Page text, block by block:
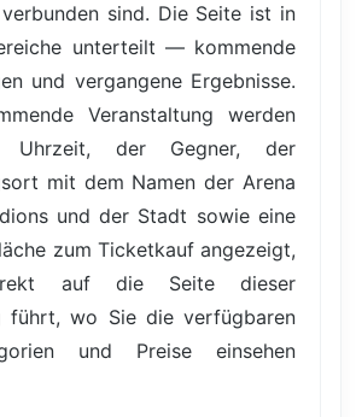
sind. Die Seite ist in
unterteilt — kommende
und vergangene Ergebnisse.
Veranstaltung werden
Uhrzeit, der Gegner, der
mit dem Namen der Arena
und der Stadt sowie eine
zum Ticketkauf angezeigt,
auf die Seite dieser
führt, wo Sie die verfügbaren
und Preise einsehen